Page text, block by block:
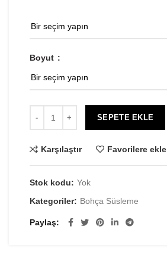
Boyut
SEPETE EKLE
Karşılaştır Favorilere ekle
Stok kodu: Yok
Kategoriler: Bohça Süsleme
Paylaş